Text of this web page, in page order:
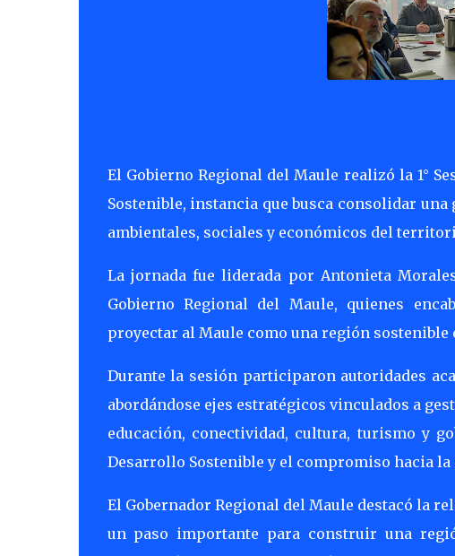
El Gobierno Regional del Maule realizó la 1°
Sostenible, instancia que busca consolidar
ambientales, sociales y económicos del
La jornada fue liderada por Antonieta
Gobierno Regional del Maule, quienes
proyectar al Maule como una región
Durante la sesión participaron autoridades
abordándose ejes estratégicos vinculados a
educación, conectividad, cultura, turismo y
Desarrollo Sostenible y el compromiso hacia
El Gobernador Regional del Maule destacó la
un paso importante para construir una